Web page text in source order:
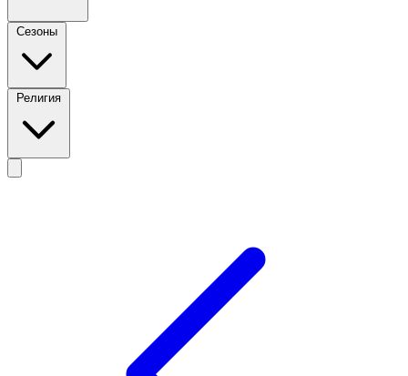
Сезоны
Религия